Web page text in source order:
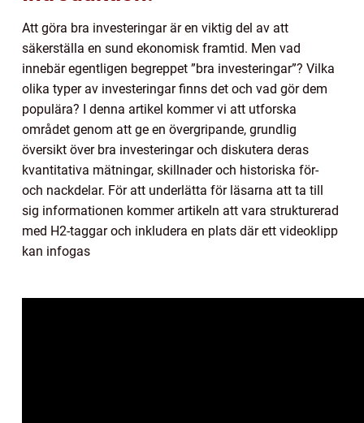
Att göra bra investeringar är en viktig del av att
säkerställa en sund ekonomisk framtid. Men vad
innebär egentligen begreppet ”bra investeringar”? Vilka
olika typer av investeringar finns det och vad gör dem
populära? I denna artikel kommer vi att utforska
området genom att ge en övergripande, grundlig
översikt över bra investeringar och diskutera deras
kvantitativa mätningar, skillnader och historiska för-
och nackdelar. För att underlätta för läsarna att ta till
sig informationen kommer artikeln att vara strukturerad
med H2-taggar och inkludera en plats där ett videoklipp
kan infogas